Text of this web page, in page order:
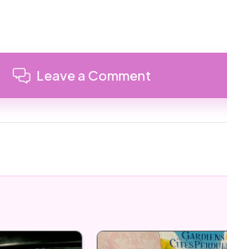
Leave a Comment